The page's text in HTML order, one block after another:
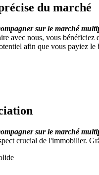
du marché
sur le marché
avec nous, vous
afin que vous payiez le
sur le marché
crucial de l'immobilier.